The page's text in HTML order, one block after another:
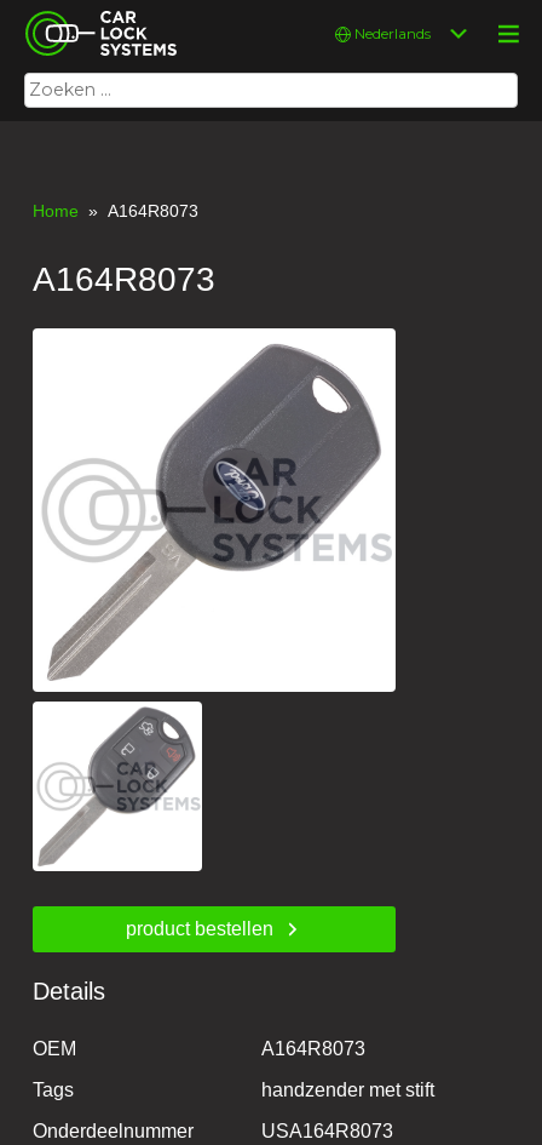
content
Car Lock Systems
Car Lock Systems
Zoeken
naar:
Kies
taal
Home » A164R8073
A164R8073
product bestellen
Details
OEM
A164R8073
Tags
handzender met stift
Onderdeelnummer
USA164R8073